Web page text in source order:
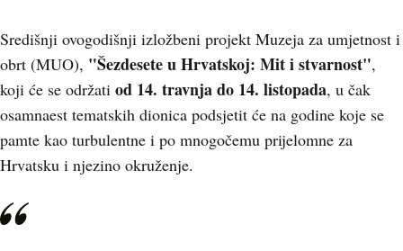
Središnji ovogodišnji izložbeni projekt Muzeja za umjetnost i
obrt (MUO), "Šezdesete u Hrvatskoj: Mit i stvarnost",
koji će se održati od 14. travnja do 14. listopada, u čak
osamnaest tematskih dionica podsjetit će na godine koje se
pamte kao turbulentne i po mnogočemu prijelomne za
Hrvatsku i njezino okruženje.